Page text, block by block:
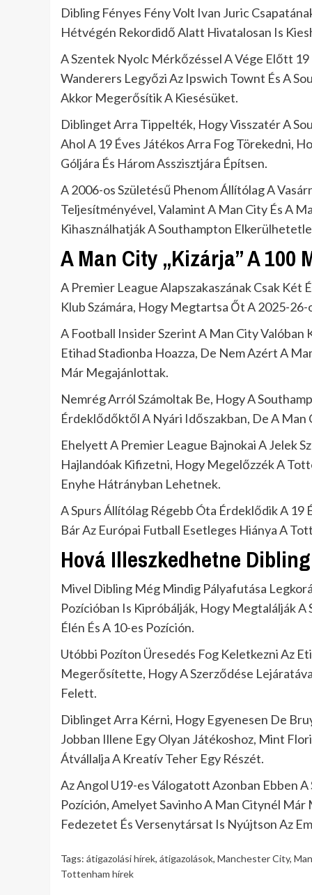
Dibling Fényes Fény Volt Ivan Juric
Hétvégén Rekordidő Alatt Hivatalosan Is
A Szentek Nyolc Mérkőzéssel A Vége Előtt
Wanderers Legyőzi Az Ipswich Townt És A
Akkor Megerősítik A Kiesésüket.
Diblinget Arra Tippelték, Hogy Visszatér A
Ahol A 19 Éves Játékos Arra Fog Törekedni,
Góljára És Három Asszisztjára Építsen.
A 2006-os Születésű Phenom Állítólag A
Teljesítményével, Valamint A Man City És A
Kihasználhatják A Southampton
A Man City „Kizárja” A
A Premier League Alapszakaszának Csak Két
Klub Számára, Hogy Megtartsa Őt A 2025-
A Football Insider Szerint A Man City
Etihad Stadionba Hoazza, De Nem Azért A
Már Megajánlottak.
Nemrég Arról Számoltak Be, Hogy A
Érdeklődőktől A Nyári Időszakban, De A Man
Ehelyett A Premier League Bajnokai A Jelek
Hajlandóak Kifizetni, Hogy Megelőzzék A
Enyhe Hátrányban Lehetnek.
A Spurs Állítólag Régebb Óta Érdeklődik A 19
Bár Az Európai Futball Esetleges Hiánya A
Hová Illeszkedhetne
Mivel Dibling Még Mindig Pályafutása
Pozícióban Is Kipróbálják, Hogy Megtalálják
Élén És A 10-es Pozíción.
Utóbbi Pozíton Üresedés Fog Keletkezni Az
Megerősítette, Hogy A Szerződése
Felett.
Diblinget Arra Kérni, Hogy Egyenesen De
Jobban Illene Egy Olyan Játékoshoz, Mint
Átvállalja A Kreatív Teher Egy Részét.
Az Angol U19-es Válogatott Azonban Ebben
Pozíción, Amelyet Savinho A Man Citynél
Fedezetet És Versenytársat Is Nyújtson Az
Tags: átigazolási hírek, átigazolások, Manchester City,
Tottenham hírek